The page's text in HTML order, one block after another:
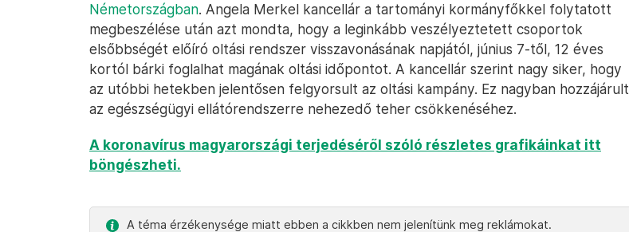
Németországban. Angela Merkel kancellár a tartományi kormányfőkkel folytatott
megbeszélése után azt mondta, hogy a leginkább veszélyeztetett csoportok
elsőbbségét előíró oltási rendszer visszavonásának napjától, június 7-től, 12 éves
kortól bárki foglalhat magának oltási időpontot. A kancellár szerint nagy siker, hogy
az utóbbi hetekben jelentősen felgyorsult az oltási kampány. Ez nagyban hozzájárult
az egészségügyi ellátórendszerre nehezedő teher csökkenéséhez.
A koronavírus magyarországi terjedéséről szóló részletes grafikáinkat itt
böngészheti.
A téma érzékenysége miatt ebben a cikkben nem jelenítünk meg reklámokat.